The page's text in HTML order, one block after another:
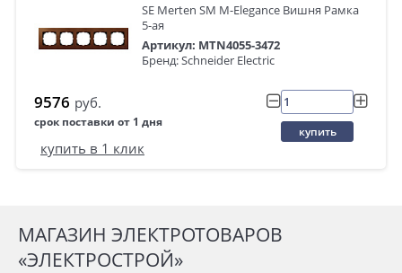
SE Merten SM M-Elegance Вишня Рамка
5-ая
Артикул: MTN4055-3472
Бренд: Schneider Electric
9576 руб.
срок поставки от 1 дня
купить
купить в 1 клик
МАГАЗИН ЭЛЕКТРОТОВАРОВ
«ЭЛЕКТРОСТРОЙ»